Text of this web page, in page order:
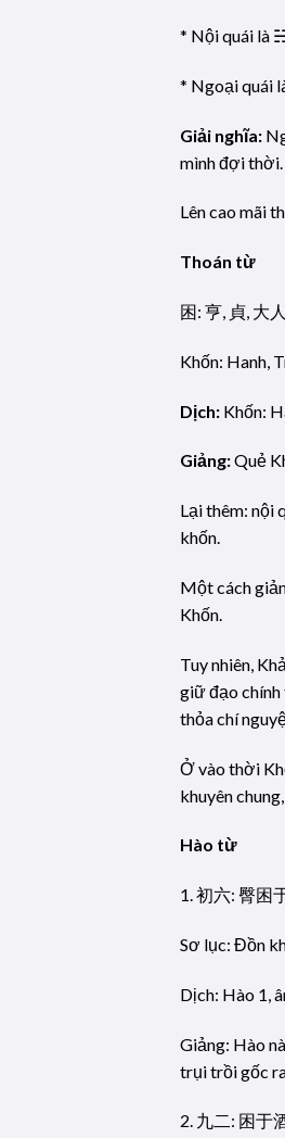
* Nội quái là
* Ngoại quái
Giải nghĩa:
mình đợi thời.
Lên cao mãi
Thoán từ
困: 亨, 貞, 大
Khốn: Hanh,
Dịch: Khốn:
Giảng:Quẻ
Lại thêm: nội
khốn.
Một cách
Khốn.
Tuy nhiên,
giữ đạo chính
thỏa chí
Ở vào thời
khuyên
Hào từ
1. 初六: 臀困
Sơ lục: Đồn
Dịch: Hào 1,
Giảng: Hào
trụi trồi gốc ra
2. 九二: 困于